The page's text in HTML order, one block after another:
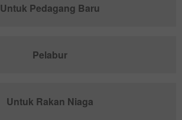
Untuk Pedagang Baru
Pelabur
Untuk Rakan Niaga